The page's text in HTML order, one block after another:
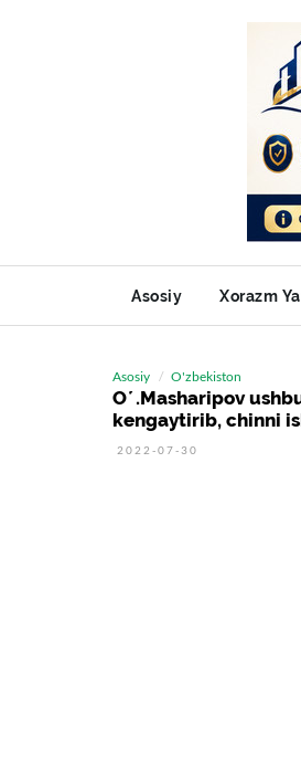
Asosiy Xorazm
Asosiy O'zbekiston
Oʼ.Masharipov
kengaytirib, chinni
2022-07-30